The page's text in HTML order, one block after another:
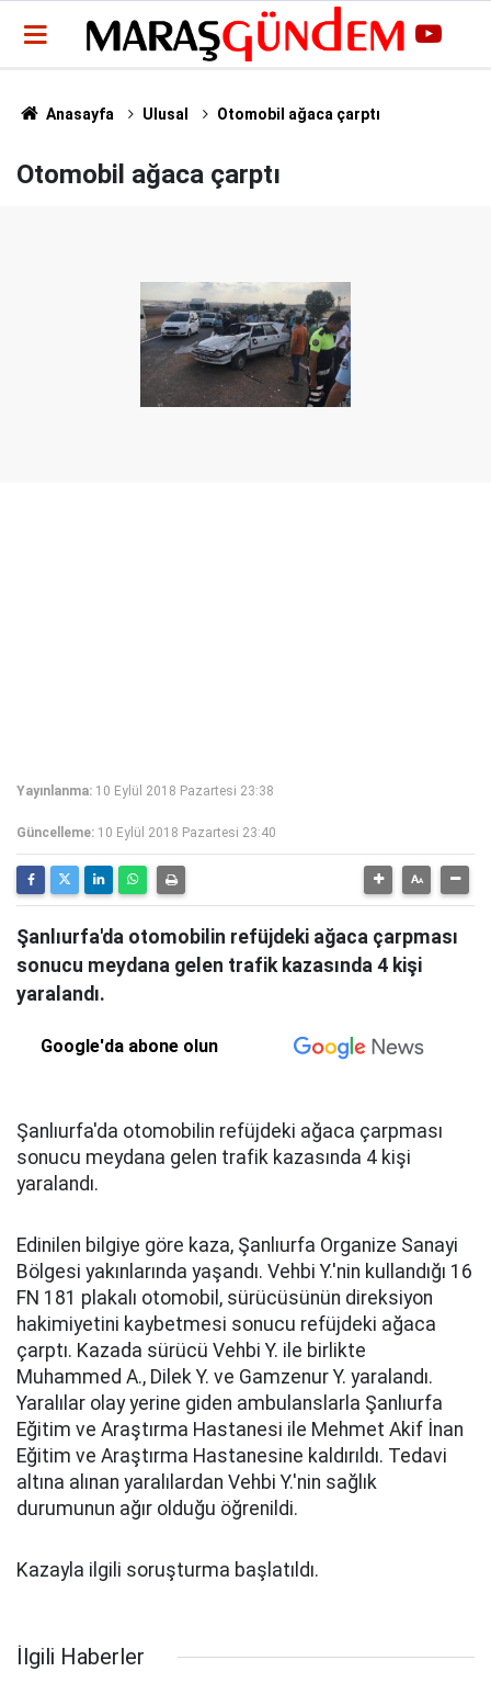
Anasayfa Ulusal Otomobil ağaca çarptı
Otomobil ağaca çarptı
Yayınlanma: 10 Eylül 2018 Pazartesi 23:38
Güncelleme: 10 Eylül 2018 Pazartesi 23:40
Şanlıurfa'da otomobilin refüjdeki ağaca çarpması
sonucu meydana gelen trafik kazasında 4 kişi
yaralandı.
Google'da abone olun
Şanlıurfa'da otomobilin refüjdeki ağaca çarpması
sonucu meydana gelen trafik kazasında 4 kişi
yaralandı.
Edinilen bilgiye göre kaza, Şanlıurfa Organize Sanayi
Bölgesi yakınlarında yaşandı. Vehbi Y.'nin kullandığı 16
FN 181 plakalı otomobil, sürücüsünün direksiyon
hakimiyetini kaybetmesi sonucu refüjdeki ağaca
çarptı. Kazada sürücü Vehbi Y. ile birlikte
Muhammed A., Dilek Y. ve Gamzenur Y. yaralandı.
Yaralılar olay yerine giden ambulanslarla Şanlıurfa
Eğitim ve Araştırma Hastanesi ile Mehmet Akif İnan
Eğitim ve Araştırma Hastanesine kaldırıldı. Tedavi
altına alınan yaralılardan Vehbi Y.'nin sağlık
durumunun ağır olduğu öğrenildi.
Kazayla ilgili soruşturma başlatıldı.
İlgili Haberler